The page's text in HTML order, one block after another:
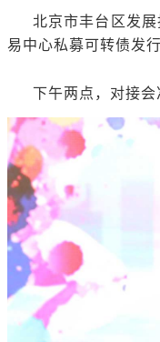
北京市丰台区发
易中心私募可转债发
下午两点，对接会